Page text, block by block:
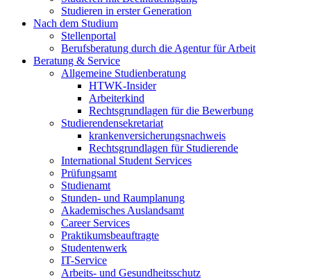
Studieren in erster Generation
Nach dem Studium
Stellenportal
Berufsberatung durch die Agentur für Arbeit
Beratung & Service
Allgemeine Studienberatung
HTWK-Insider
Arbeiterkind
Rechtsgrundlagen für die Bewerbung
Studierendensekretariat
krankenversicherungsnachweis
Rechtsgrundlagen für Studierende
International Student Services
Prüfungsamt
Studienamt
Stunden- und Raumplanung
Akademisches Auslandsamt
Career Services
Praktikumsbeauftragte
Studentenwerk
IT-Service
Arbeits- und Gesundheitsschutz